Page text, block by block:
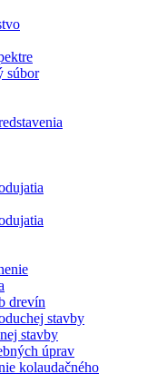
súbor
drevín
stavby
stavby
úprav
kolaudačného